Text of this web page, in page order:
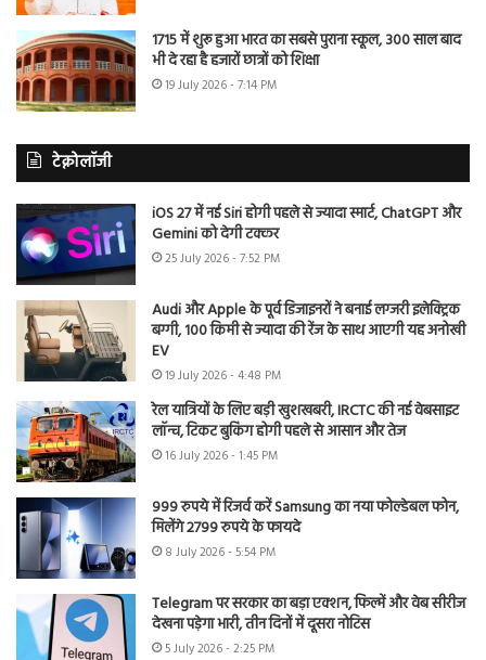
1715 में शुरू हुआ भारत का सबसे पुराना स्कूल, 300 साल बाद
भी दे रहा है हजारों छात्रों को शिक्षा
19 July 2026 - 7:14 PM
टेक्नोलॉजी
iOS 27 में नई Siri होगी पहले से ज्यादा स्मार्ट, ChatGPT और
Gemini को देगी टक्कर
25 July 2026 - 7:52 PM
Audi और Apple के पूर्व डिजाइनरों ने बनाई लग्जरी इलेक्ट्रिक
बग्गी, 100 किमी से ज्यादा की रेंज के साथ आएगी यह अनोखी
EV
19 July 2026 - 4:48 PM
रेल यात्रियों के लिए बड़ी खुशखबरी, IRCTC की नई वेबसाइट
लॉन्च, टिकट बुकिंग होगी पहले से आसान और तेज
16 July 2026 - 1:45 PM
999 रुपये में रिजर्व करें Samsung का नया फोल्डेबल फोन,
मिलेंगे 2799 रुपये के फायदे
8 July 2026 - 5:54 PM
Telegram पर सरकार का बड़ा एक्शन, फिल्में और वेब सीरीज
देखना पड़ेगा भारी, तीन दिनों में दूसरा नोटिस
5 July 2026 - 2:25 PM